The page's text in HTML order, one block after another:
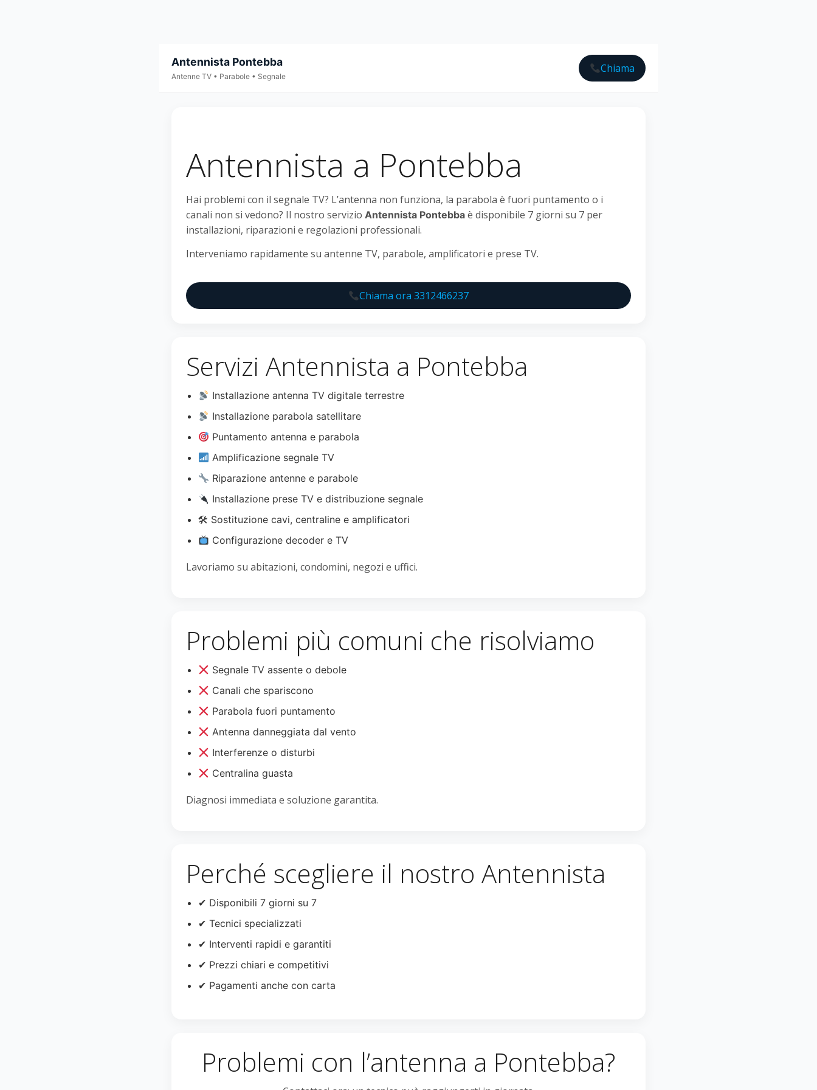
Antennista Pontebba
Antenne TV • Parabole • Segnale
Chiama
Antennista a Pontebba
Hai problemi con il segnale TV? L’antenna non funziona, la parabola è fuori puntamento o i
canali non si vedono? Il nostro servizio Antennista Pontebba è disponibile 7 giorni su 7 per
installazioni, riparazioni e regolazioni professionali.
Interveniamo rapidamente su antenne TV, parabole, amplificatori e prese TV.
Chiama ora 3312466237
Servizi Antennista a Pontebba
Installazione antenna TV digitale terrestre
Installazione parabola satellitare
Puntamento antenna e parabola
Amplificazione segnale TV
Riparazione antenne e parabole
Installazione prese TV e distribuzione segnale
🛠 Sostituzione cavi, centraline e amplificatori
Configurazione decoder e TV
Lavoriamo su abitazioni, condomini, negozi e uffici.
Problemi più comuni che risolviamo
Segnale TV assente o debole
Canali che spariscono
Parabola fuori puntamento
Antenna danneggiata dal vento
Interferenze o disturbi
Centralina guasta
Diagnosi immediata e soluzione garantita.
Perché scegliere il nostro Antennista
✔ Disponibili 7 giorni su 7
✔ Tecnici specializzati
✔ Interventi rapidi e garantiti
✔ Prezzi chiari e competitivi
✔ Pagamenti anche con carta
Problemi con l’antenna a Pontebba?